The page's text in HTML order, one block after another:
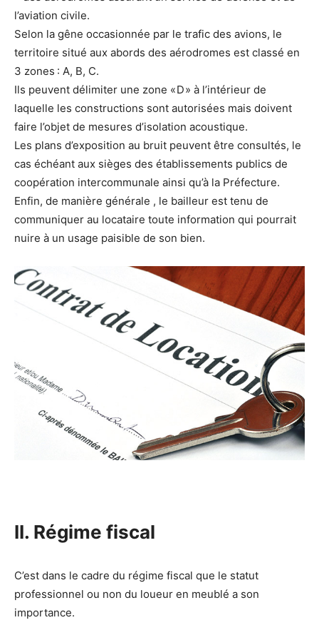
l’aviation civile.
Selon la gêne occasionnée par le trafic des avions, le
territoire situé aux abords des aérodromes est classé en
3 zones : A, B, C.
Ils peuvent délimiter une zone « D » à l’intérieur de
laquelle les constructions sont autorisées mais doivent
faire l’objet de mesures d’isolation acoustique.
Les plans d’exposition au bruit peuvent être consultés, le
cas échéant aux sièges des établissements publics de
coopération intercommunale ainsi qu’à la Préfecture.
Enfin, de manière générale , le bailleur est tenu de
communiquer au locataire toute information qui pourrait
nuire à un usage paisible de son bien.
II. Régime fiscal
C’est dans le cadre du régime fiscal que le statut
professionnel ou non du loueur en meublé a son
importance.